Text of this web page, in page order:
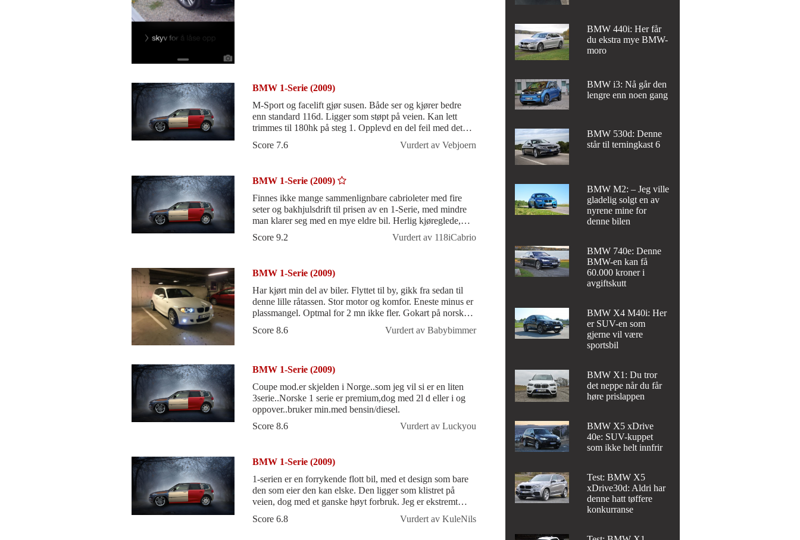
BMW 1-Serie (2009)
M-Sport og facelift gjør susen. Både ser og kjører bedre
enn standard 116d. Ligger som støpt på veien. Kan lett
trimmes til 180hk på steg 1. Opplevd en del feil med det
Score 7.6 Vurdert av Vebjoern
BMW 1-Serie (2009)
Finnes ikke mange sammenlignbare cabrioleter med fire
seter og bakhjulsdrift til prisen av en 1-Serie, med mindre
man klarer seg med en mye eldre bil. Herlig kjøreglede,
sommer som vinter (så lenge
Score 9.2 Vurdert av 118iCabrio
BMW 1-Serie (2009)
Har kjørt min del av biler. Flyttet til by, gikk fra sedan til
denne lille råtassen. Stor motor og komfor. Eneste minus er
plassmangel. Optmal for 2 mn ikke fler. Gokart på norsk
Score 8.6 Vurdert av Babybimmer
BMW 1-Serie (2009)
Coupe mod.er skjelden i Norge..som jeg vil si er en liten
3serie..Norske 1 serie er premium,dog med 2l d eller i og
oppover..bruker min.med bensin/diesel.
Score 8.6
Vurdert av Luckyou
BMW 1-Serie (2009)
1-serien er en forrykende flott bil, med et design som bare
den som eier den kan elske. Den ligger som klistret på
veien, dog med et ganske høyt forbruk. Jeg er ekstremt
fornøyd med min BMW og nest
Score 6.8 Vurdert av KuleNils
BMW 440i: Her får
du ekstra mye BMW-
moro
BMW i3: Nå går den
lengre enn noen gang
BMW 530d: Denne
står til terningkast 6
BMW M2: – Jeg ville
gladelig solgt en av
nyrene mine for
denne bilen
BMW 740e: Denne
BMW-en kan få
60.000 kroner i
avgiftskutt
BMW X4 M40i: Her
er SUV-en som
gjerne vil være
sportsbil
BMW X1: Du tror
det neppe når du får
høre prislappen
BMW X5 xDrive
40e: SUV-kuppet
som ikke helt innfrir
Test: BMW X5
xDrive30d: Aldri har
denne hatt tøffere
konkurranse